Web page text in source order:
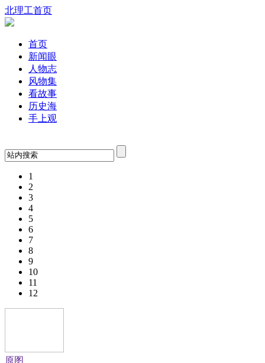
北理工首页
首页
新闻眼
人物志
风物集
看故事
历史海
手上观
1
2
3
4
5
6
7
8
9
10
11
12
原图